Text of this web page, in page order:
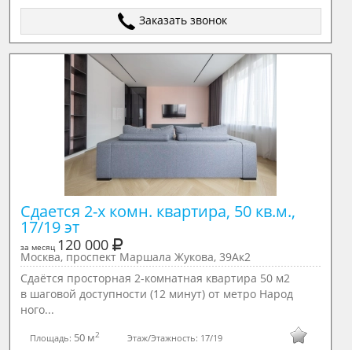
Заказать звонок
Сдается 2-х комн. квартира, 50 кв.м.,
17/19 эт
за месяц 120 000
Москва, проспект Маршала Жукова, 39Ак2
Сдаётся просторная 2-комнатная квартира 50 м2
в шаговой доступности (12 минут) от метро Народ
ного...
Площадь: 50 м2 Этаж/Этажность: 17/19